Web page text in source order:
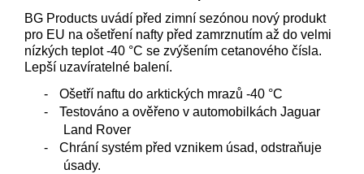
BG Products uvádí před zimní sezónou nový produkt
pro EU na ošetření nafty před zamrznutím až do velmi
nízkých teplot -40 °C se zvýšením cetanového čísla.
Lepší uzavíratelné balení.
-
Ošetří naftu do arktických mrazů -40 °C
-
Testováno a ověřeno v automobilkách Jaguar
Land Rover
-
Chrání systém před vznikem úsad, odstraňuje
úsady.